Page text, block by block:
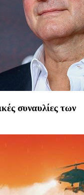
συναυλίες των